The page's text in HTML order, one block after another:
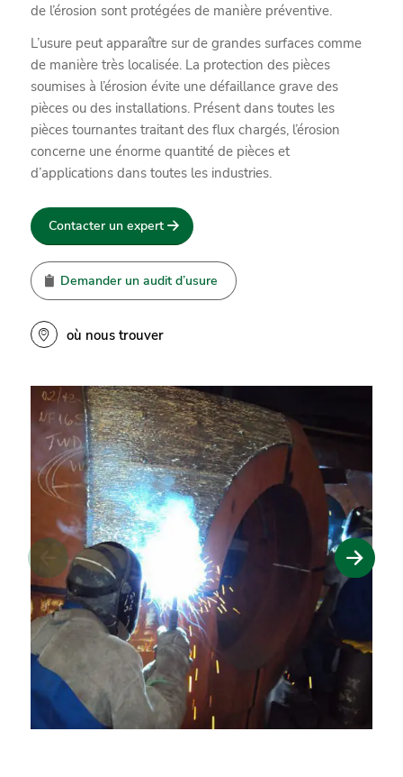
de l’érosion sont protégées de manière préventive.
L’usure peut apparaître sur de grandes surfaces comme
de manière très localisée. La protection des pièces
soumises à l’érosion évite une défaillance grave des
pièces ou des installations. Présent dans toutes les
pièces tournantes traitant des flux chargés, l’érosion
concerne une énorme quantité de pièces et
d’applications dans toutes les industries.
Contacter un expert
Demander un audit d’usure
où nous trouver